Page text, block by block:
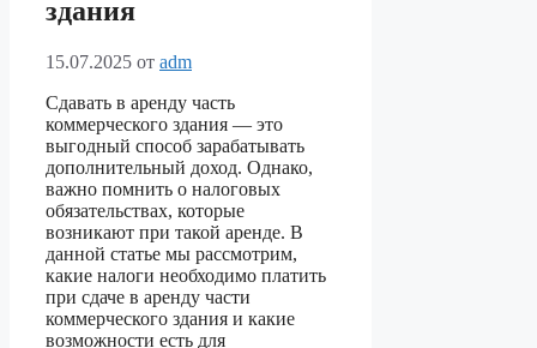
здания
15.07.2025 от adm
Сдавать в аренду часть
коммерческого здания — это
выгодный способ зарабатывать
дополнительный доход. Однако,
важно помнить о налоговых
обязательствах, которые
возникают при такой аренде. В
данной статье мы рассмотрим,
какие налоги необходимо платить
при сдаче в аренду части
коммерческого здания и какие
возможности есть для